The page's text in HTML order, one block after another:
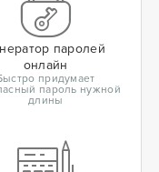
паролей
онлайн
придумает
пароль нужной
длины